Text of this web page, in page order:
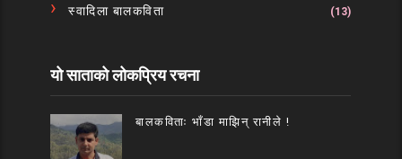
स्वादिला बालकविता (13)
यो साताको लोकप्रिय रचना
बालकविताः भाँडा माझिन् रानीले !